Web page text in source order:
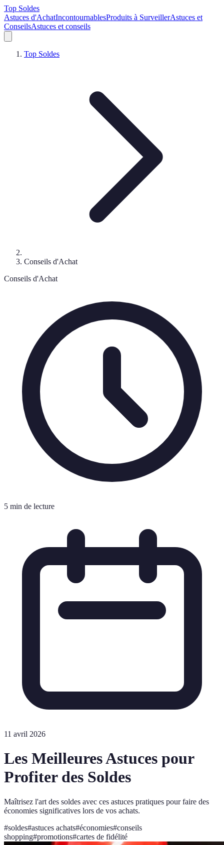
Top Soldes
Astuces d'AchatIncontournablesProduits à SurveillerAstuces et
ConseilsAstuces et conseils
Top Soldes
Conseils d'Achat
Conseils d'Achat
5 min de lecture
11 avril 2026
Les Meilleures Astuces pour
Profiter des Soldes
Maîtrisez l'art des soldes avec ces astuces pratiques pour faire des
économies significatives lors de vos achats.
#soldes#astuces achats#économies#conseils
shopping#promotions#cartes de fidélité